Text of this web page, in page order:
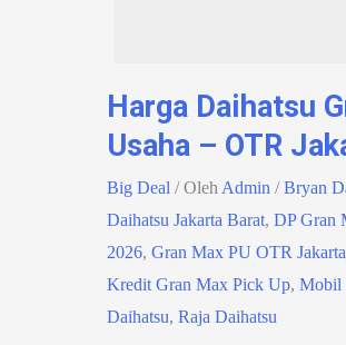
Harga Daihatsu
Usaha – OTR
Big Deal / Oleh Admin /Bryan
Daihatsu Jakarta Barat, DP Gran
2026, Gran Max PU OTR Jakarta
Kredit Gran Max Pick Up, Mobil
Daihatsu, Raja Daihatsu